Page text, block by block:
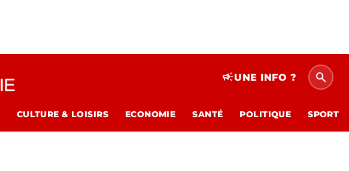
campaignUNE INFO ? search
CULTURE & LOISIRS ECONOMIE SANTÉ POLITIQUE SPORT